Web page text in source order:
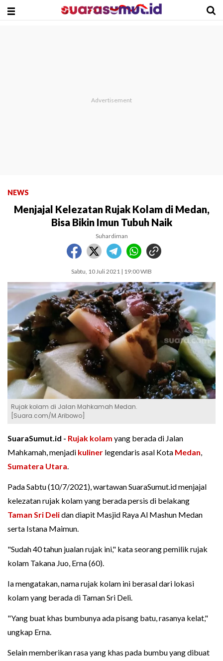
NEWS
Menjajal Kelezatan Rujak Kolam di Medan,
Bisa Bikin Imun Tubuh Naik
Suhardiman
Sabtu, 10 Juli 2021 | 19:00 WIB
Rujak kolam di Jalan Mahkamah Medan.
[Suara.com/M.Aribowo]
SuaraSumut.id - Rujak kolam yang berada di Jalan
Mahkamah, menjadi kuliner legendaris asal Kota Medan,
Sumatera Utara.
Pada Sabtu (10/7/2021), wartawan SuaraSumut.id menjajal
kelezatan rujak kolam yang berada persis di belakang
Taman Sri Delidan diapit Masjid Raya Al Mashun Medan
serta Istana Maimun.
"Sudah 40 tahun jualan rujak ini," kata seorang pemilik rujak
kolam Takana Juo, Erna (60).
Ia mengatakan, nama rujak kolam ini berasal dari lokasi
kolam yang berada di Taman Sri Deli.
"Yang buat khas bumbunya ada pisang batu, rasanya kelat,"
ungkap Erna.
Selain memberikan rasa yang khas pada bumbu yang dibuat